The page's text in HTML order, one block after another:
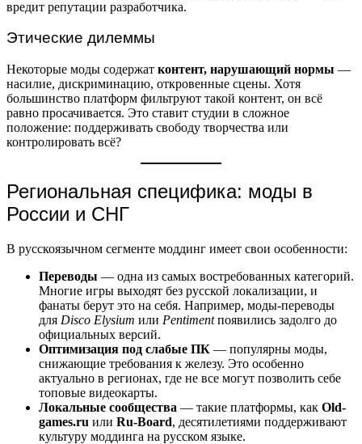
вредит репутации разработчика.
Этические дилеммы
Некоторые моды содержат контент, нарушающий нормы —
насилие, дискриминацию, откровенные сцены. Хотя
большинство платформ фильтруют такой контент, он всё
равно просачивается. Это ставит студии в сложное
положение: поддерживать свободу творчества или
контролировать всё?
Региональная специфика: моды в
России и СНГ
В русскоязычном сегменте моддинг имеет свои особенности:
Переводы — одна из самых востребованных категорий.
Многие игры выходят без русской локализации, и
фанаты берут это на себя. Например, моды-переводы
для Disco Elysium или Pentimentпоявились задолго до
официальных версий.
Оптимизация под слабые ПК — популярны моды,
снижающие требования к железу. Это особенно
актуально в регионах, где не все могут позволить себе
топовые видеокарты.
Локальные сообщества — такие платформы, как Old-
games.ru или Ru-Board, десятилетиями поддерживают
культуру моддинга на русском языке.